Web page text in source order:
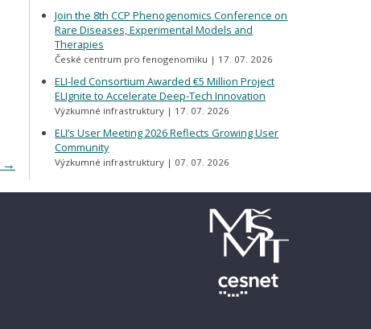
→
Join the 8th CCP Phenogenomics Conference on
Rare Diseases, Experimental Models and
Therapies
České centrum pro fenogenomiku 17. 07. 2026
ELI-led Consortium Awarded €5 Million Project
ELIgnite to Accelerate Deep-Tech Innovation
Výzkumné infrastruktury 17. 07. 2026
ELI’s User Meeting 2026 Reflects Growing User
Community
Výzkumné infrastruktury 07. 07. 2026